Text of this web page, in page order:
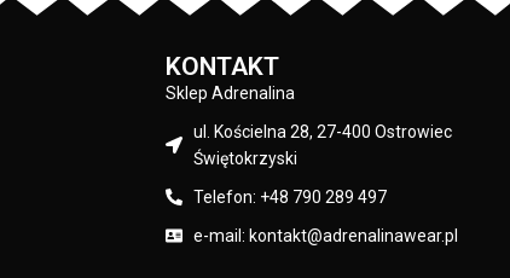
KONTAKT
Sklep Adrenalina
ul. Kościelna 28, 27-400 Ostrowiec
Świętokrzyski
Telefon: +48 790 289 497
e-mail: kontakt@adrenalinawear.pl